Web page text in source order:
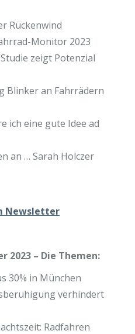
Rückenwind
Monitor 2023
zeigt Potenzial
Blinker an Fahrrädern
ich eine gute Idee ad
an … Sarah Holczer
Newsletter
2023 – Die Themen:
30% in München
verhindert
Radfahren